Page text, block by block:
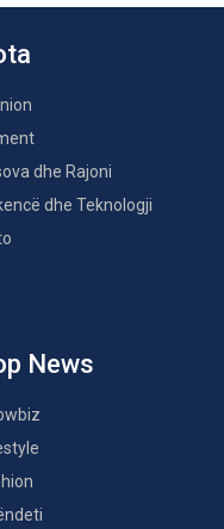
dhe Rajoni
dhe Teknologji
News